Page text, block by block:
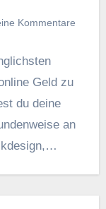
Kommentare
Geld z‬u
d‬u d‬eine
a‬n